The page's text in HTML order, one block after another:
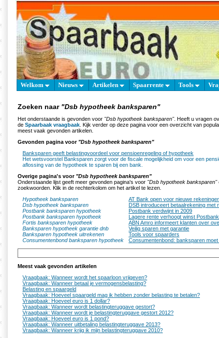
Welkom Nieuws Artikelen Spaarrente Tools
Zoeken naar "Dsb hypotheek banksparen"
Het onderstaande is gevonden voor "Dsb hypotheek banksparen". Heeft u vragen
de Spaarbaak vraagbaak . Kijk verder op deze pagina voor een overzicht van
meest vaak gevonden artikelen.
Gevonden pagina voor "Dsb hypotheek banksparen"
Banksparen geeft belastingvoordeel voor pensioenregeling of hypotheek
Het wetsvoorstel Banksparen zorgt voor de fiscale mogelijkheid om voor een
aflossing van de hypotheek te sparen bij een bank.
Overige pagina's voor "Dsb hypotheek banksparen"
Onderstaande lijst geeft meer gevonden pagina's voor "Dsb hypotheek banksparen"
zoekwoorden. Klik in de rechterkolom om het artikel te lezen.
Hypotheek banksparen
AT Bank open voor nieuwe
Dsb hypotheek banksparen
DSB introduceert betaalrekening met
Postbank banksparen hypotheek
Postbank verdwijnt in 2009
Postbank banksparen hypotheek
Lagere rente verhoogt winst Postbank
Fortis banksparen hypotheek
ABN Amro informeert klanten over
Banksparen hypotheek garantie dnb
Veilig sparen met garantie
Banksparen hypotheek uitrekenen
Tools voor spaarders
Consumentenbond banksparen hypotheek
Consumentenbond: banksparen
Meest vaak gevonden artikelen
Vraagbaak: Wanneer wordt het spaarloon vrijgeven?
Vraagbaak: Wanneer betaal je vermogensbelasting?
Belasting en spaargeld
Vraagbaak: Hoeveel spaargeld mag ik hebben zonder belasting te betalen?
Vraagbaak: Hoeveel euro is 1 dollar?
Vraagbaak: Wanneer wordt belastingteruggave gestort?
Vraagbaak: Wanneer wordt je belastingteruggave gestort 2012?
Vraagbaak: Hoeveel euro is 1 pond?
Vraagbaak: Wanneer uitbetaling belastingteruggave 2013?
Vraagbaak: Wanneer krijg ik mijn belastingteruggave 2010?